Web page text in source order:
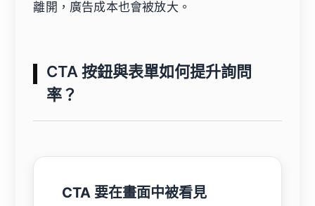
離開，廣告成本也會被放大。
CTA 按鈕與表單如何提升詢問
率？
CTA 要在畫面中被看見